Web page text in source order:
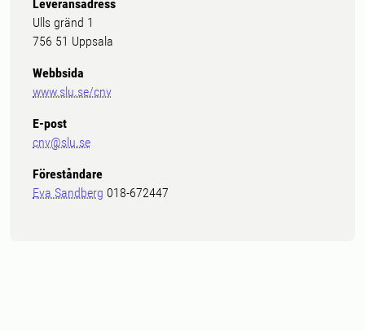
Leveransadress
Ulls gränd 1
756 51 Uppsala
Webbsida
www.slu.se/cnv
E-post
cnv@slu.se
Föreståndare
Eva Sandberg 018-672447